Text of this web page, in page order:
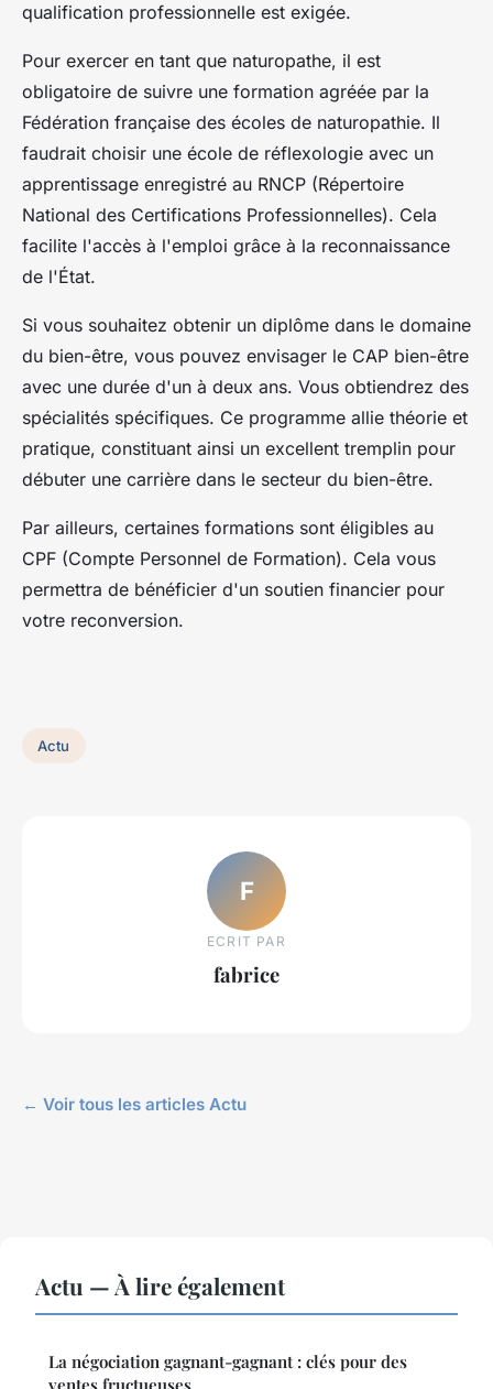
qualification professionnelle est exigée.
Pour exercer en tant que naturopathe, il est
obligatoire de suivre une formation agréée par la
Fédération française des écoles de naturopathie. Il
faudrait choisir une école de réflexologie avec un
apprentissage enregistré au RNCP (Répertoire
National des Certifications Professionnelles). Cela
facilite l'accès à l'emploi grâce à la reconnaissance
de l'État.
Si vous souhaitez obtenir un diplôme dans le domaine
du bien-être, vous pouvez envisager le CAP bien-être
avec une durée d'un à deux ans. Vous obtiendrez des
spécialités spécifiques. Ce programme allie théorie et
pratique, constituant ainsi un excellent tremplin pour
débuter une carrière dans le secteur du bien-être.
Par ailleurs, certaines formations sont éligibles au
CPF (Compte Personnel de Formation). Cela vous
permettra de bénéficier d'un soutien financier pour
votre reconversion.
Actu
F
ECRIT PAR
fabrice
← Voir tous les articles Actu
Actu — À lire également
La négociation gagnant-gagnant : clés pour des